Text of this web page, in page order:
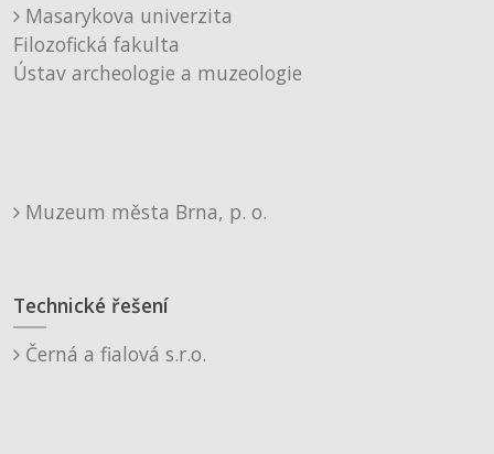
Masarykova univerzita
Filozofická fakulta
Ústav archeologie a muzeologie
Muzeum města Brna, p. o.
Technické řešení
Černá a fialová s.r.o.